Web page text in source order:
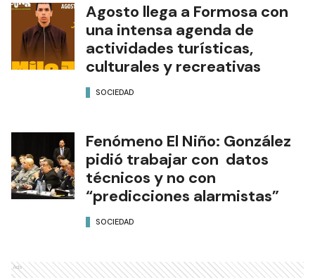
Agosto llega a Formosa con
una intensa agenda de
actividades turísticas,
culturales y recreativas
SOCIEDAD
Fenómeno El Niño: González
pidió trabajar con datos
técnicos y no con
“predicciones alarmistas”
SOCIEDAD
Ads